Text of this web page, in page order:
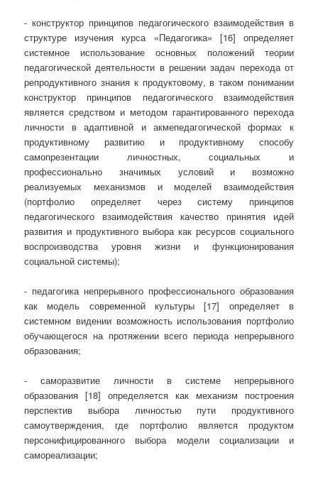
- конструктор принципов педагогического взаимодействия в
структуре изучения курса «Педагогика» [16] определяет
системное использование основных положений теории
педагогической деятельности в решении задач перехода от
репродуктивного знания к продуктовому, в таком понимании
конструктор принципов педагогического взаимодействия
является средством и методом гарантированного перехода
личности в адаптивной и акмепедагогической формах к
продуктивному развитию и продуктивному способу
самопрезентации личностных, социальных и
профессионально значимых условий и возможно
реализуемых механизмов и моделей взаимодействия
(портфолио определяет через систему принципов
педагогического взаимодействия качество принятия идей
развития и продуктивного выбора как ресурсов социального
воспроизводства уровня жизни и функционирования
социальной системы);
- педагогика непрерывного профессионального образования
как модель современной культуры [17] определяет в
системном видении возможность использования портфолио
обучающегося на протяжении всего периода непрерывного
образования;
- саморазвитие личности в системе непрерывного
образования [18] определяется как механизм построения
перспектив выбора личностью пути продуктивного
самоутверждения, где портфолио является продуктом
персонифицированного выбора модели социализации и
самореализации;